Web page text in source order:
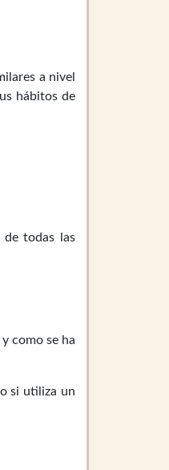
a nivel
hábitos de
de todas las
como se ha
si utiliza un